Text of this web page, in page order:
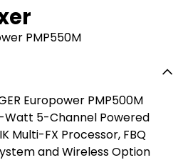
PMP550M
Europower PMP500M
Watt 5-Channel Powered
Multi-FX Processor, FBQ
and Wireless Option